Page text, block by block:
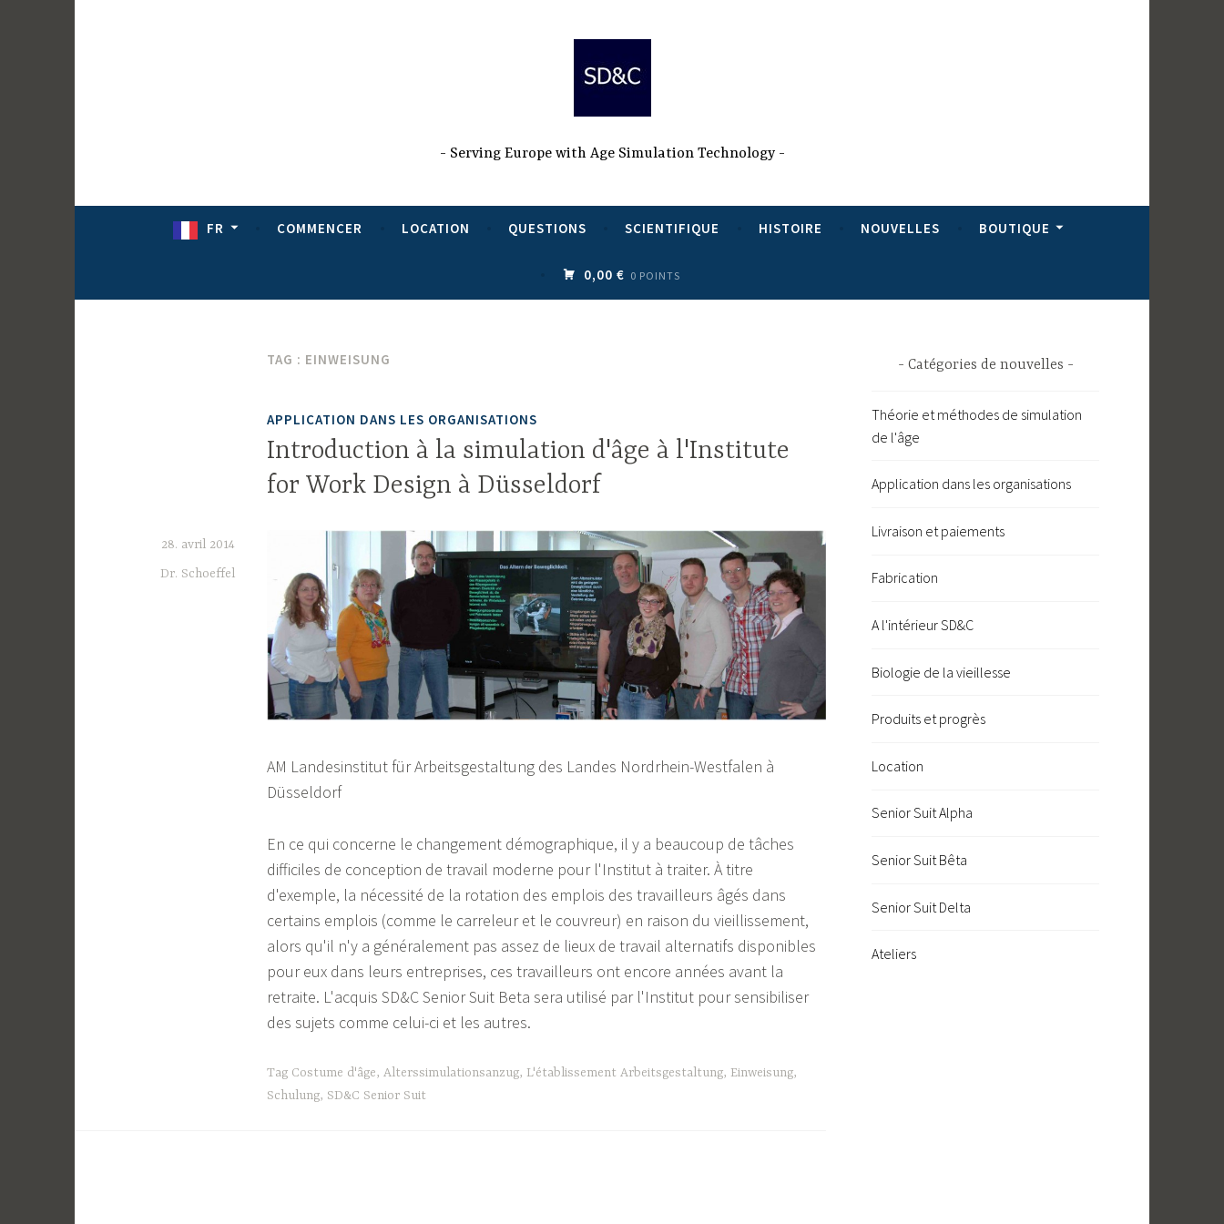
Serving Europe with Age Simulation Technology
FR COMMENCER LOCATION QUESTIONS SCIENTIFIQUE HISTOIRE NOUVELLES BOUTIQUE
0,00 € 0 POINTS
TAG : EINWEISUNG
APPLICATION DANS LES ORGANISATIONS
Introduction à la simulation d'âge à l'Institute
for Work Design à Düsseldorf
28. avril 2014
Dr. Schoeffel
AM Landesinstitut für Arbeitsgestaltung des Landes Nordrhein-Westfalen à
Düsseldorf
En ce qui concerne le changement démographique, il y a beaucoup de tâches
difficiles de conception de travail moderne pour l'Institut à traiter. À titre
d'exemple, la nécessité de la rotation des emplois des travailleurs âgés dans
certains emplois (comme le carreleur et le couvreur) en raison du vieillissement,
alors qu'il n'y a généralement pas assez de lieux de travail alternatifs disponibles
pour eux dans leurs entreprises, ces travailleurs ont encore années avant la
retraite. L'acquis SD&C Senior Suit Beta sera utilisé par l'Institut pour sensibiliser
des sujets comme celui-ci et les autres.
Tag Costume d'âge, Alterssimulationsanzug, L'établissement Arbeitsgestaltung, Einweisung,
Schulung, SD&C Senior Suit
Catégories de nouvelles
Théorie et méthodes de simulation
de l'âge
Application dans les organisations
Livraison et paiements
Fabrication
A l'intérieur SD&C
Biologie de la vieillesse
Produits et progrès
Location
Senior Suit Alpha
Senior Suit Bêta
Senior Suit Delta
Ateliers